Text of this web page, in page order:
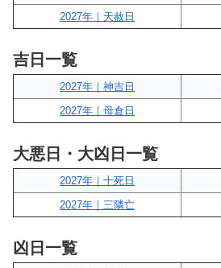
2027年｜天赦日
吉日一覧
2027年｜神吉日
2027年｜母倉日
大悪日・大凶日一覧
2027年｜十死日
2027年｜三隣亡
凶日一覧